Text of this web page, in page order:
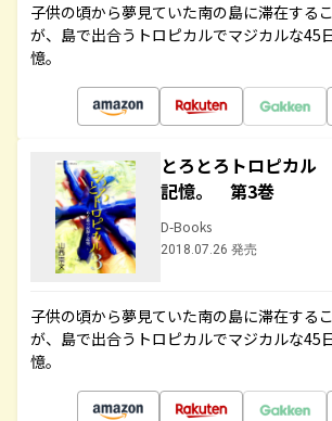
子供の頃から夢見ていた南の島に滞在する
が、島で出合うトロピカルでマジカルな45
憶。
とろとろトロピカル
記憶。 第3巻
D-Books
2018.07.26 発売
子供の頃から夢見ていた南の島に滞在する
が、島で出合うトロピカルでマジカルな45
憶。